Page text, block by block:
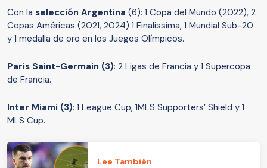
Con la selección Argentina (6): 1 Copa del Mundo (2022), 2
Copas Américas (2021, 2024) 1 Finalissima, 1 Mundial Sub-20
y 1 medalla de oro en los Juegos Olímpicos.
Paris Saint-Germain (3): 2 Ligas de Francia y 1 Supercopa
de Francia.
Inter Miami (3): 1 League Cup, 1MLS Supporters’ Shield y 1
MLS Cup.
Lee También